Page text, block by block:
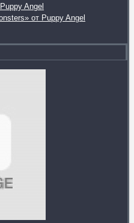
Angel
от Puppy Angel